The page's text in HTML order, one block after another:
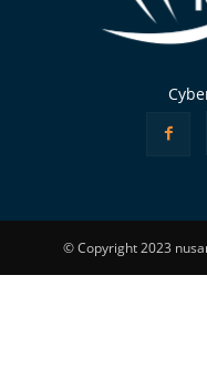
© Copyright 2023